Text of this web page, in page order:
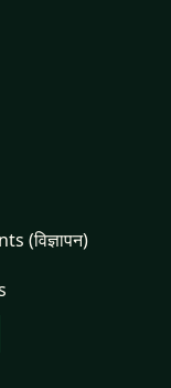
(विज्ञापन)